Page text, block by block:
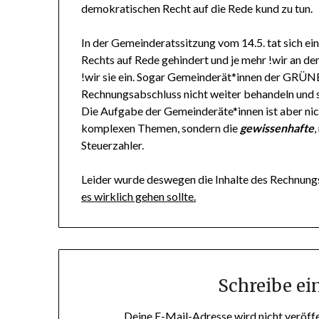
demokratischen Recht auf die Rede kund zu tun.
In der Gemeinderatssitzung vom 14.5. tat sich
Rechts auf Rede gehindert und je mehr !wir an
!wir sie ein. Sogar Gemeinderät*innen der
Rechnungsabschluss nicht weiter behandeln
Die Aufgabe der Gemeinderäte*innen ist aber
komplexen Themen, sondern die gewissenhafte
Steuerzahler.
Leider wurde deswegen die Inhalte des
es wirklich gehen sollte.
Schreibe
Deine E-Mail-Adresse wird nicht